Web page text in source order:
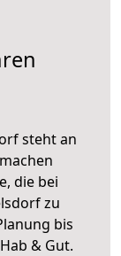
steht an
die bei
zu
bis
& Gut.